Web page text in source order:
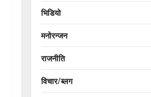
भिडियो
मनोरन्जन
राजनीति
विचार/ब्लग